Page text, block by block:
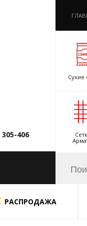
305-406
Сухие
РАСПРОДАЖА